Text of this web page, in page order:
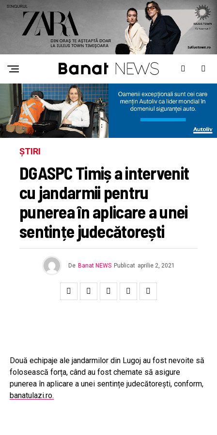
ȘTIRI
DGASPC Timiș a intervenit
cu jandarmii pentru
punerea în aplicare a unei
sentințe judecătorești
De Banat NEWS Publicat aprilie 2, 2021
Două echipaje ale jandarmilor din Lugoj au fost nevoite să
folosească forța, când au fost chemate să asigure
punerea în aplicare a unei sentințe judecătorești, conform,
banatulazi.ro.